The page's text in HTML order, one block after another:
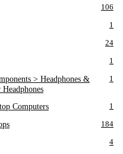
106
1
24
1
> Headphones &
1
Computers 1
184
4